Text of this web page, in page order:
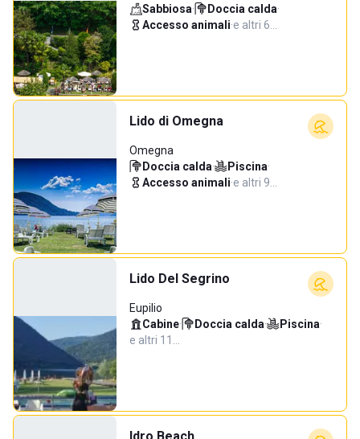
Sabbiosa· Doccia calda·
Accesso animali·e altri 6…
Lido di Omegna
Omegna
Doccia calda· Piscina·
Accesso animali·e altri 9…
Lido Del Segrino
Eupilio
Cabine· Doccia calda· Piscina·
e altri 11…